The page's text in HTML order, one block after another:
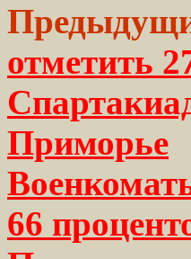
отметить
Приморье
66